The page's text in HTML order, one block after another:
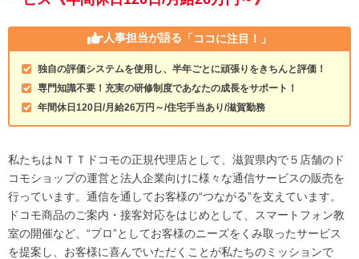
人事担当が語る 「ココに注目！」
独自の評価システムを使用し、半年ごとに頑張りをきちんと評価！
専門知識不要！充実の研修制度であなたの成長をサポート！
年間休日120日/月給26万円～/住宅手当あり/滋賀勤務
私たちはＮＴＴドコモの正規代理店として、滋賀県内で５店舗のド
コモショップの運営と法人企業向けに様々な通信サービスの販売を
行っています。通信を通してお客様の“つながる”を支えています。
ドコモ商品のご案内・接客対応をはじめとして、スマートフォン教
室の開催など、“プロ”としてお客様のニーズをくみ取ったサービス
を提案し、お客様に喜んでいただくことが私たちのミッションで